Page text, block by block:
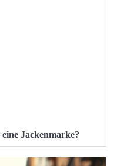
Jackenmarke?